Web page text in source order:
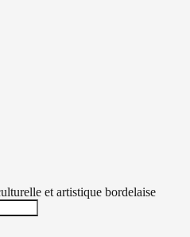
et artistique bordelaise